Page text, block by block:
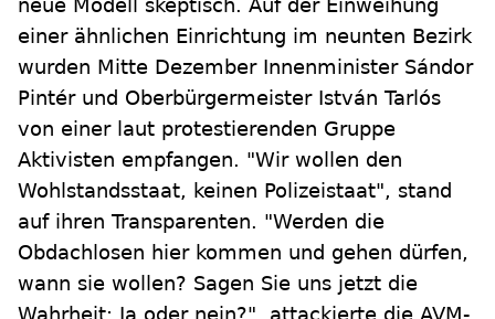
neue Modell skeptisch. Auf der Einweihung
einer ähnlichen Einrichtung im neunten Bezirk
wurden Mitte Dezember Innenminister Sándor
Pintér und Oberbürgermeister István Tarlós
von einer laut protestierenden Gruppe
Aktivisten empfangen. "Wir wollen den
Wohlstandsstaat, keinen Polizeistaat", stand
auf ihren Transparenten. "Werden die
Obdachlosen hier kommen und gehen dürfen,
wann sie wollen? Sagen Sie uns jetzt die
Wahrheit: Ja oder nein?", attackierte die AVM-